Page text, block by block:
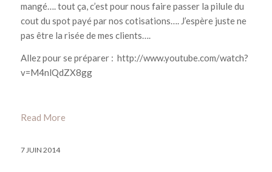
mangé…. tout ça, c’est pour nous faire passer la pilule du
cout du spot payé par nos cotisations…. J’espère juste ne
pas être la risée de mes clients….
Allez pour se préparer : http://www.youtube.com/watch?
v=M4nlQdZX8gg
Read More
7 JUIN 2014